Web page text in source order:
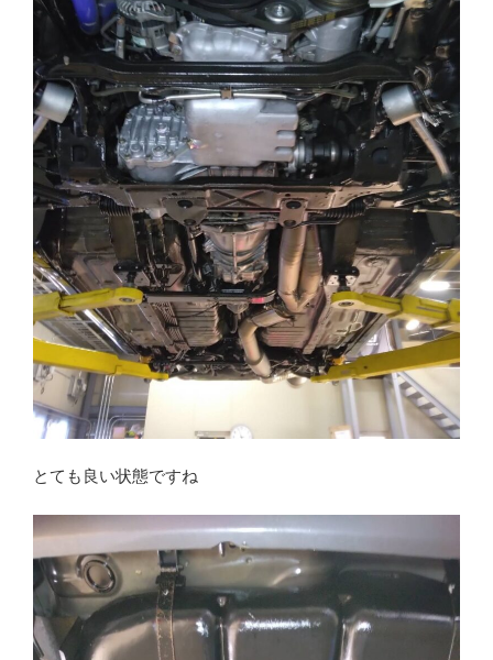
とても良い状態ですね